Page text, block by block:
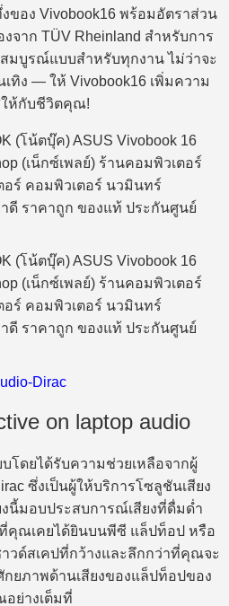
ของ Vivobook16 พร้อมอัตราส่วน
จาก TÜV Rheinland สำหรับการ
มบูรณ์แบบสำหรับทุกงาน ไม่ว่าจะ
ทิง — ให้ Vivobook16 เพิ่มความ
ให้กับชีวิตคุณ!
Dirac
on laptop audio
โดยได้รับความช่วยเหลือจากผู้
ซึ่งเป็นผู้ให้บริการโซลูชันเสียง
นี้มอบประสบการณ์เสียงที่ดื่มด่ำ
คุณเคยได้ยินบนพีซี แล็ปท็อป หรือ
วด์สเคปที่กว้างและลึกกว่าที่คุณจะ
ยภาพด้านเสียงของแล็ปท็อปของ
ย่างเต็มที่